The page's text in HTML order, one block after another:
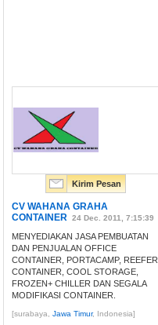
Kirim Pesan
CV WAHANA GRAHA
CONTAINER 24 Dec. 2011, 7:15:39
MENYEDIAKAN JASA PEMBUATAN
DAN PENJUALAN OFFICE
CONTAINER, PORTACAMP, REEFER
CONTAINER, COOL STORAGE,
FROZEN+ CHILLER DAN SEGALA
MODIFIKASI CONTAINER.
[surabaya,Jawa Timur, Indonesia]